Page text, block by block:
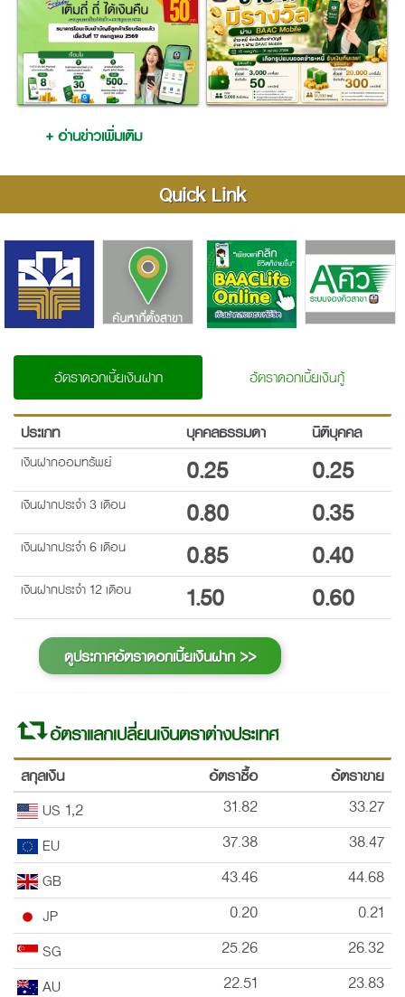
+ อ่านข่าวเพิ่มเติม
Quick Link
อัตราดอกเบี้ยเงินฝาก อัตราดอกเบี้ยเงินกู้
ประเภท บุคคลธรรมดา นิติบุคคล
เงินฝากออมทรัพย์ 0.25 0.25
เงินฝากประจำ 3 เดือน 0.80 0.35
เงินฝากประจำ 6 เดือน 0.85 0.40
เงินฝากประจำ 12 เดือน 1.50 0.60
ดูประกาศอัตราดอกเบี้ยเงินฝาก >>
อัตราแลกเปลี่ยนเงินตราต่างประเทศ
สกุลเงิน อัตราซื้อ
อัตราขาย
US 1,2
31.82
33.27
EU
37.38
38.47
GB
43.46
44.68
JP
0.20
0.21
SG
25.26
26.32
AU
22.51 23.83